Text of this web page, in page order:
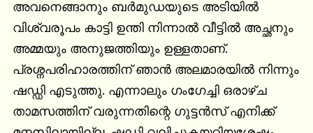
അവനെങ്ങാനും ബര്‍മുഡയുടെ അടിയില്‍
വിശ്വരൂപം കാട്ടി ഉന്തി നിന്നാല്‍ വീട്ടില്‍ അച്ഛനും
അമ്മയും അനുജത്തിയും ഉള്ളതാണ്.
പ്രശ്നപരിഹാരത്തിന് ഞാന്‍ അലമാരയില്‍ നിന്നും
ഷഡ്ഡി എടുത്തു. എന്നാലും ഗംഗേച്ചി ഒരാഴ്ച
താമസത്തിന് വരുന്നതിന്റെ ഗുട്ടന്‍സ് എനിക്ക്